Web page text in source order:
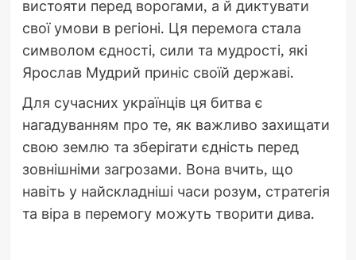
вистояти перед ворогами, а й диктувати
свої умови в регіоні. Ця перемога стала
символом єдності, сили та мудрості, які
Ярослав Мудрий приніс своїй державі.
Для сучасних українців ця битва є
нагадуванням про те, як важливо захищати
свою землю та зберігати єдність перед
зовнішніми загрозами. Вона вчить, що
навіть у найскладніші часи розум, стратегія
та віра в перемогу можуть творити дива.